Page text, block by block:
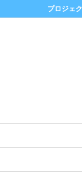
プロジェ